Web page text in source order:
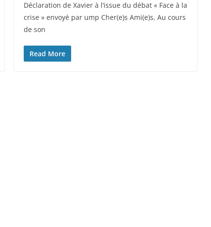
Déclaration de Xavier à l’issue du débat « Face à la
crise » envoyé par ump Cher(e)s Ami(e)s, Au cours
de son
Read More